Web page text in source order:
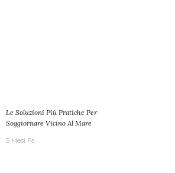
Le Soluzioni Più Pratiche Per
Soggiornare Vicino Al Mare
5 Mesi Fa